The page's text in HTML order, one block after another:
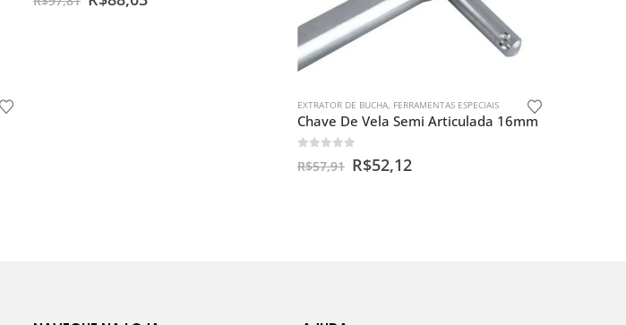
EXTRATOR DE BUCHA, FERRAMENTAS ESPECIAIS
Chave De Vela Semi Articulada 16mm
R$57,91 R$52,12